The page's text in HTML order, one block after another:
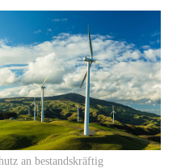
an bestandskräftig